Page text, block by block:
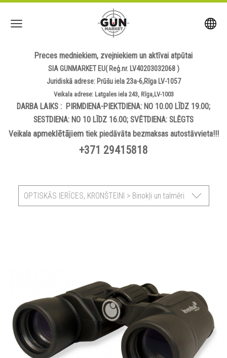
Preces medniekiem, zvejniekiem un aktīvai atpūtai
SIA GUNMARKET EU( Reģ.nr. LV40203032068 )
Juridiskā adrese: Prūšu iela 23a-6,Rīga LV-1057
Veikala adrese: Latgales iela 243, Rīga,LV-1003
DARBA LAIKS : PIRMDIENA-PIEKTDIENA: NO 10.00 LĪDZ 19.00;
SESTDIENA: NO 10 LĪDZ 16.00; SVĒTDIENA: SLĒGTS
Veikala apmeklētājiemtiek piedāvāta bezmaksas autostāvvieta!!!
+371 29415818
OPTISKĀS IERĪCES, KRONŠTEINI > Binokļi un talmēri